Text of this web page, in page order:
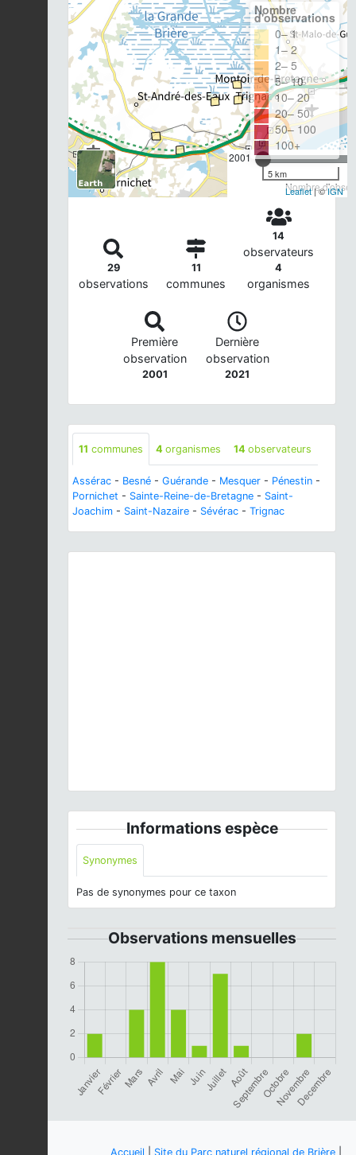
2001
Nombre
Nombre
d'observations
0– 1
1– 2
2– 5
5– 10
10– 20
20– 50
50– 100
100+
5 km
Leaflet| ©IGN
29
observations
11
communes
14
observateurs
4
organismes
Première
observation
2001
Dernière
observation
2021
11 communes 4 organismes 14 observateurs
Assérac - Besné - Guérande - Mesquer - Pénestin -
Pornichet - Sainte-Reine-de-Bretagne - Saint-
Joachim - Saint-Nazaire - Sévérac - Trignac
Informations espèce
Synonymes
Pas de synonymes pour ce taxon
Observations mensuelles
Accueil Site du Parc naturel régional de Brière|